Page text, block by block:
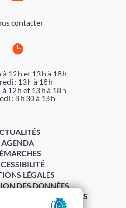
contacter

à 12 h et 13 h à 18 h
: 13 h à 18 h
à 12 h et 13 h à 18 h
: 8 h 30 à 13 h
AGENDA
LÉGALES
DES DONNÉES
GESTION DES COOKIES